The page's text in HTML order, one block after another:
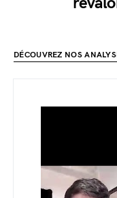
DÉCOUVREZ NOS